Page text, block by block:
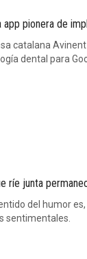
app pionera de
catalana
dental para
ríe junta
del humor
sentimentales.